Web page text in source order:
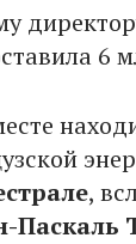
6
,
Паскаль